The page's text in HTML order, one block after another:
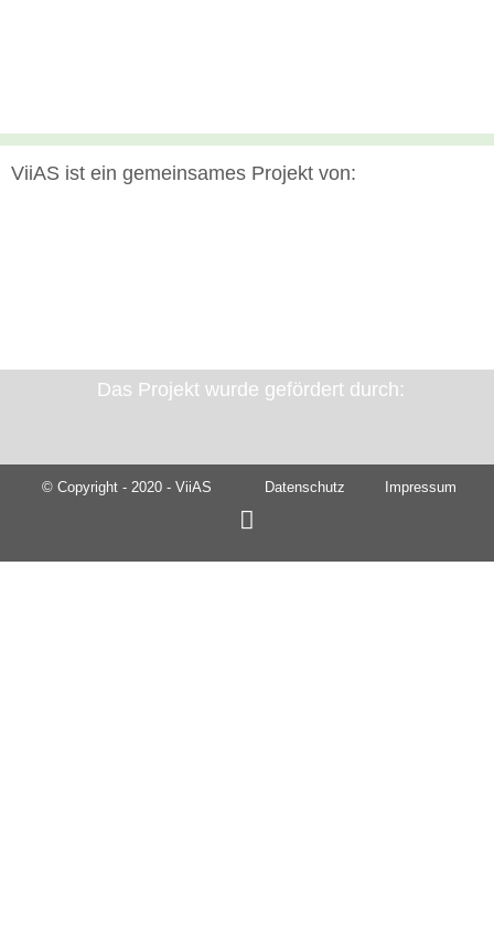
ViiAS ist ein gemeinsames Projekt von:
Das Projekt wurde gefördert durch:
© Copyright - 2020 - ViiAS Datenschutz Impressum